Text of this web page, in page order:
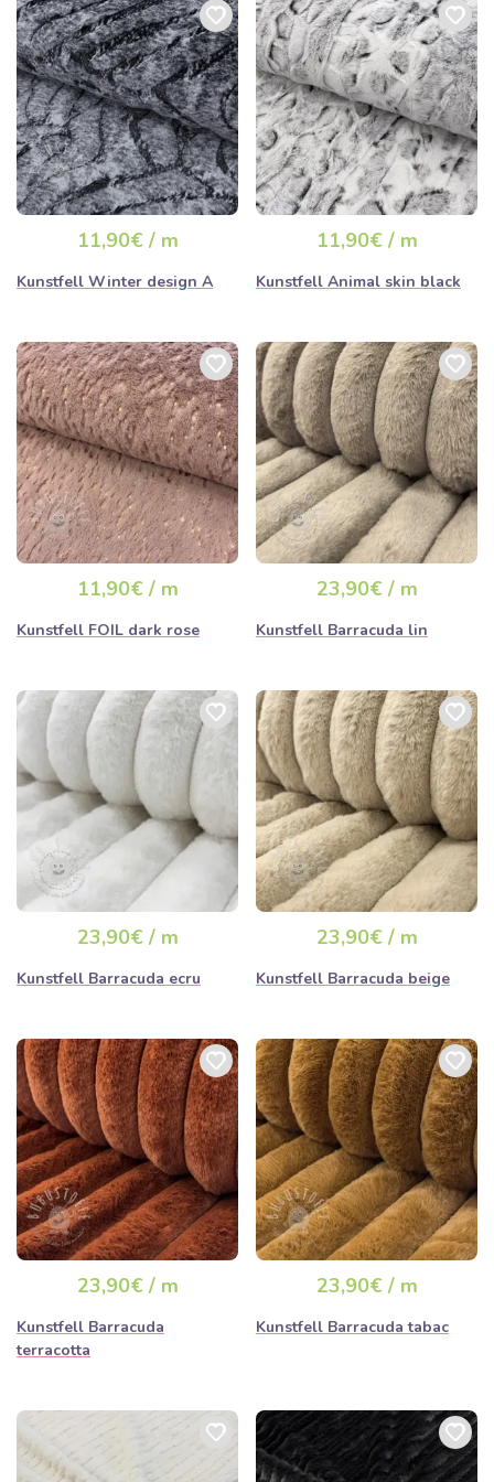
11,90€ / m
Kunstfell Winter design A
11,90€ / m
Kunstfell Animal skin black
11,90€ / m
Kunstfell FOIL dark rose
23,90€ / m
Kunstfell Barracuda lin
23,90€ / m
Kunstfell Barracuda ecru
23,90€ / m
Kunstfell Barracuda beige
23,90€ / m
Kunstfell Barracuda
terracotta
23,90€ / m
Kunstfell Barracuda tabac